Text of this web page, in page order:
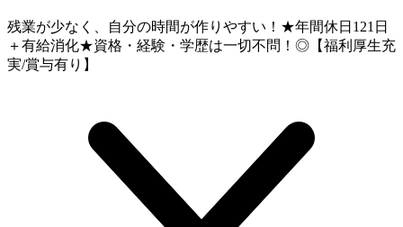
残業が少なく、自分の時間が作りやすい！★年間休日121日
＋有給消化★資格・経験・学歴は一切不問！◎【福利厚生充
実/賞与有り】